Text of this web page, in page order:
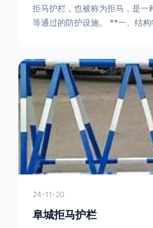
拒马护栏，也被称为拒马，是一
等通过的防护设施。 **一、结构特点** 1. **框架结构
方形的框架组合。这些框架相互
结构，能够承受一定的冲击力。
管制的现场，三角形框架的拒
在一起，像一个个小的三角锥形
24-11-20
阜城拒马护栏